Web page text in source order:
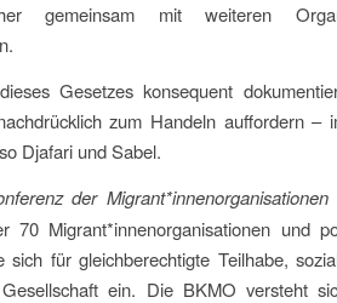
gemeinsam mit weiteren
Gesetzes konsequent
zum Handeln auffordern –
Djafari und Sabel.
der
70 Migrant*innenorganisationen und
sich für gleichberechtigte Teilhabe,
ein. Die BKMO versteht